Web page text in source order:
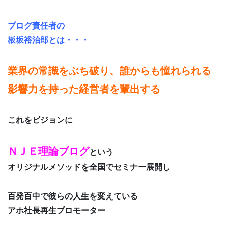
ブログ責任者の
板坂裕治郎とは・・・
業界の常識をぶち破り、誰からも憧れられる
影響力を持った経営者を輩出する
これをビジョンに
ＮＪＥ理論ブログという
オリジナルメソッドを全国でセミナー展開し
百発百中で彼らの人生を変えている
アホ社長再生プロモーター